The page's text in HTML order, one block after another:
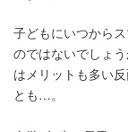
子どもにいつから
のではないでしょ
はメリットも多い
とも…。